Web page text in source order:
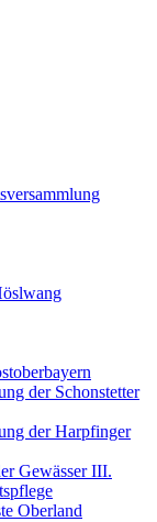
der Schonstetter
der Harpfinger
Gewässer III.
Oberland